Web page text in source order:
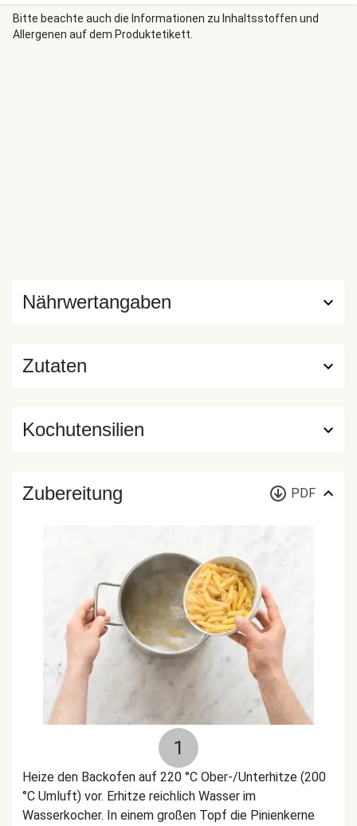
Bitte beachte auch die Informationen zu Inhaltsstoffen und
Allergenen auf dem Produktetikett.
Zutaten
Nährwertangaben
Kochutensilien
Zubereitung PDF
1
Heize den Backofen auf 220 °C Ober-/Unterhitze (200
°C Umluft) vor. Erhitze reichlich Wasser im
Wasserkocher. In einem großen Topf die Pinienkerne